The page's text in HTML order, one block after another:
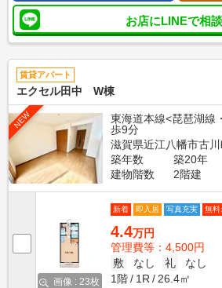
お店にLINEで相
賃貸アパート
エクセル田中 W棟
NEW
東海道本線<琵琶湖線
歩9分
滋賀県近江八幡市古
築年数
築20年
建物階数
2階建
画像 : 23枚
新着 即入居 写真充実 無料
4.4万円
管理費等：4,500円
敷
なし 礼
なし
1階
1R 26.4㎡